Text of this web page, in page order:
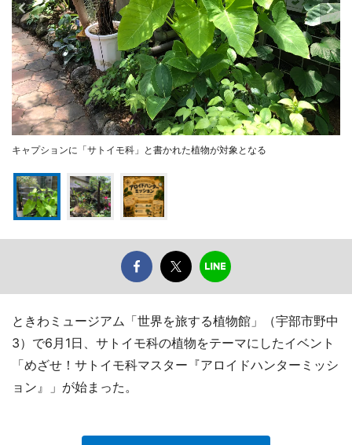
キャプションに「サトイモ科」と書かれた植物が対象となる
ときわミュージアム「世界を旅する植物館」（宇部市野中
3）で6月1日、サトイモ科の植物をテーマにしたイベント
「めざせ！サトイモ科マスター『アロイドハンターミッシ
ョン』」が始まった。